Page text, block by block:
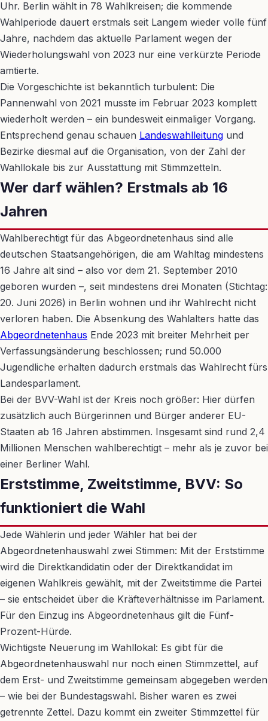
Uhr. Berlin wählt in 78 Wahlkreisen; die kommende
Wahlperiode dauert erstmals seit Langem wieder volle fünf
Jahre, nachdem das aktuelle Parlament wegen der
Wiederholungswahl von 2023 nur eine verkürzte Periode
amtierte.
Die Vorgeschichte ist bekanntlich turbulent: Die
Pannenwahl von 2021 musste im Februar 2023 komplett
wiederholt werden – ein bundesweit einmaliger Vorgang.
Entsprechend genau schauen Landeswahlleitung und
Bezirke diesmal auf die Organisation, von der Zahl der
Wahllokale bis zur Ausstattung mit Stimmzetteln.
Wer darf wählen? Erstmals ab 16
Jahren
Wahlberechtigt für das Abgeordnetenhaus sind alle
deutschen Staatsangehörigen, die am Wahltag mindestens
16 Jahre alt sind – also vor dem 21. September 2010
geboren wurden –, seit mindestens drei Monaten (Stichtag:
20. Juni 2026) in Berlin wohnen und ihr Wahlrecht nicht
verloren haben. Die Absenkung des Wahlalters hatte das
Abgeordnetenhaus Ende 2023 mit breiter Mehrheit per
Verfassungsänderung beschlossen; rund 50.000
Jugendliche erhalten dadurch erstmals das Wahlrecht fürs
Landesparlament.
Bei der BVV-Wahl ist der Kreis noch größer: Hier dürfen
zusätzlich auch Bürgerinnen und Bürger anderer EU-
Staaten ab 16 Jahren abstimmen. Insgesamt sind rund 2,4
Millionen Menschen wahlberechtigt – mehr als je zuvor bei
einer Berliner Wahl.
Erststimme, Zweitstimme, BVV: So
funktioniert die Wahl
Jede Wählerin und jeder Wähler hat bei der
Abgeordnetenhauswahl zwei Stimmen: Mit der Erststimme
wird die Direktkandidatin oder der Direktkandidat im
eigenen Wahlkreis gewählt, mit der Zweitstimme die Partei
– sie entscheidet über die Kräfteverhältnisse im Parlament.
Für den Einzug ins Abgeordnetenhaus gilt die Fünf-
Prozent-Hürde.
Wichtigste Neuerung im Wahllokal: Es gibt für die
Abgeordnetenhauswahl nur noch einen Stimmzettel, auf
dem Erst- und Zweitstimme gemeinsam abgegeben werden
– wie bei der Bundestagswahl. Bisher waren es zwei
getrennte Zettel. Dazu kommt ein zweiter Stimmzettel für